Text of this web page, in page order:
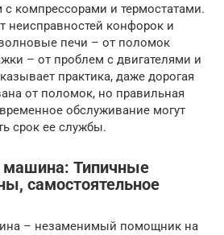
с компрессорами и термостатами.
неисправностей конфорок и
печи – от поломок
– от проблем с двигателями и
практика, даже дорогая
от поломок, но правильная
обслуживание могут
срок ее службы.
машина: Типичные
самостоятельное
– незаменимый помощник на